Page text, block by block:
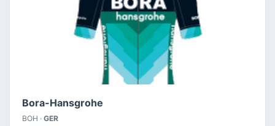
Bora-Hansgrohe
BOH · GER